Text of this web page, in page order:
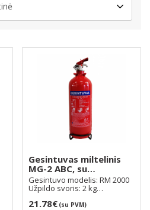
Gesintuvas miltelinis
MG-2 ABC, su
manometru
Gesintuvo modelis: RM 2000
Užpildo svoris: 2 kg
Gesintuvo svoris: 3,5..
21.78€ (su PVM)